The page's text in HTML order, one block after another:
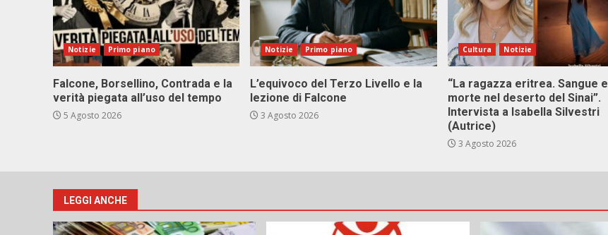
Notizie Primo piano
Falcone, Borsellino, Contrada e la
verità piegata all’uso del tempo
5 Agosto 2026
Notizie Primo piano
L’equivoco del Terzo Livello e la
lezione di Falcone
3 Agosto 2026
Cultura Notizie
“La ragazza eritrea. Sangue e
morte nel deserto del Sinai”.
Intervista a Isabella Silvestri
(Autrice)
3 Agosto 2026
LEGGI ANCHE